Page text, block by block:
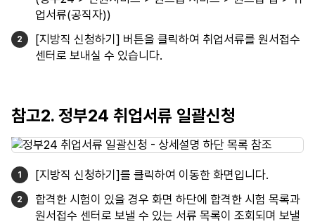
업서류(공직자))
[지방직 신청하기] 버튼을 클릭하여 취업서류를 원서접수
센터로 보내실 수 있습니다.
참고2. 정부24 취업서류 일괄신청
[지방직 신청하기]를 클릭하여 이동한 화면입니다.
합격한 시험이 있을 경우 화면 하단에 합격한 시험 목록과
원서접수 센터로 보낼 수 있는 서류 목록이 조회되며 보낼